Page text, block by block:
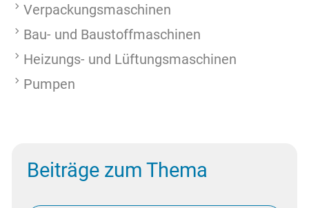
Verpackungsmaschinen
Bau- und Baustoffmaschinen
Heizungs- und Lüftungsmaschinen
Pumpen
Beiträge zum Thema